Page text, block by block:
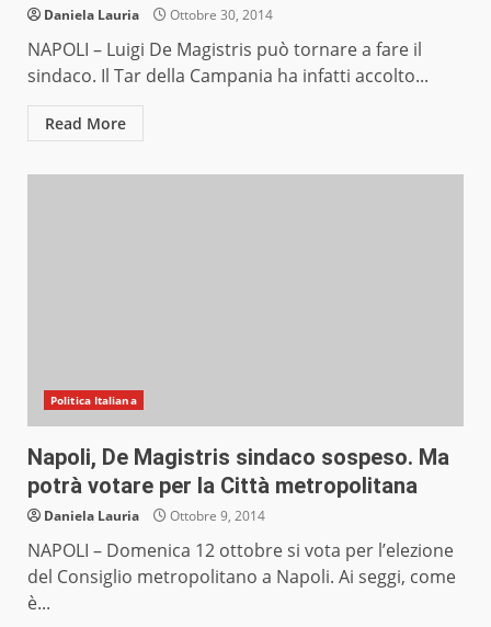
Daniela Lauria Ottobre 30, 2014
NAPOLI – Luigi De Magistris può tornare a fare il
sindaco. Il Tar della Campania ha infatti accolto...
Read More
Politica Italiana
Napoli, De Magistris sindaco sospeso. Ma
potrà votare per la Città metropolitana
Daniela Lauria Ottobre 9, 2014
NAPOLI – Domenica 12 ottobre si vota per l’elezione
del Consiglio metropolitano a Napoli. Ai seggi, come
è...